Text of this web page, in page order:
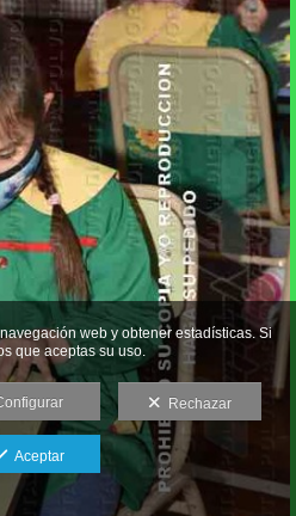
web y obtener estadísticas. Si
que aceptas su uso.
Rechazar
Aceptar